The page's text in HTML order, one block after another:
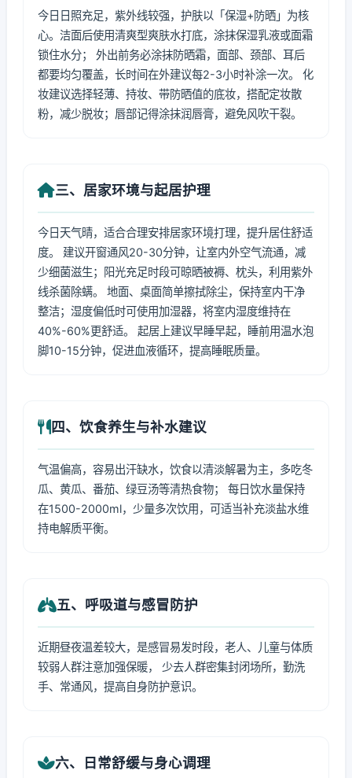
今日日照充足，紫外线较强，护肤以「保湿+防晒」为核
心。洁面后使用清爽型爽肤水打底，涂抹保湿乳液或面霜
锁住水分； 外出前务必涂抹防晒霜，面部、颈部、耳后
都要均匀覆盖，长时间在外建议每2-3小时补涂一次。 化
妆建议选择轻薄、持妆、带防晒值的底妆，搭配定妆散
粉，减少脱妆；唇部记得涂抹润唇膏，避免风吹干裂。
三、居家环境与起居护理
今日天气晴，适合合理安排居家环境打理，提升居住舒适
度。 建议开窗通风20-30分钟，让室内外空气流通，减
少细菌滋生；阳光充足时段可晾晒被褥、枕头，利用紫外
线杀菌除螨。 地面、桌面简单擦拭除尘，保持室内干净
整洁；湿度偏低时可使用加湿器，将室内湿度维持在
40%-60%更舒适。 起居上建议早睡早起，睡前用温水泡
脚10-15分钟，促进血液循环，提高睡眠质量。
四、饮食养生与补水建议
气温偏高，容易出汗缺水，饮食以清淡解暑为主，多吃冬
瓜、黄瓜、番茄、绿豆汤等清热食物； 每日饮水量保持
在1500-2000ml，少量多次饮用，可适当补充淡盐水维
持电解质平衡。
五、呼吸道与感冒防护
近期昼夜温差较大，是感冒易发时段，老人、儿童与体质
较弱人群注意加强保暖， 少去人群密集封闭场所，勤洗
手、常通风，提高自身防护意识。
六、日常舒缓与身心调理